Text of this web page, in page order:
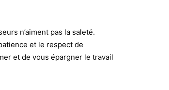
n’aiment pas la saleté.
et le respect de
et de vous épargner le travail